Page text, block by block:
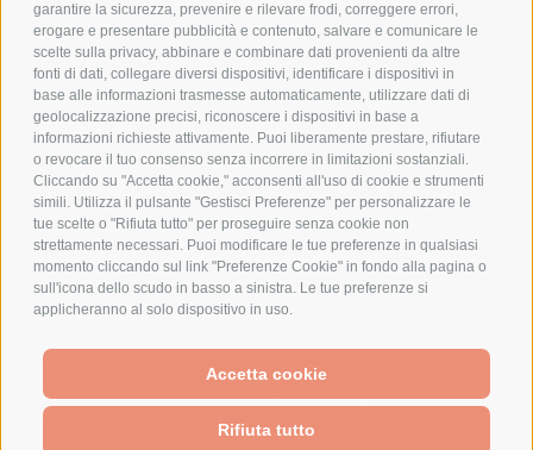
garantire la sicurezza, prevenire e rilevare frodi, correggere errori,
erogare e presentare pubblicità e contenuto, salvare e comunicare le
scelte sulla privacy, abbinare e combinare dati provenienti da altre
fonti di dati, collegare diversi dispositivi, identificare i dispositivi in
base alle informazioni trasmesse automaticamente, utilizzare dati di
geolocalizzazione precisi, riconoscere i dispositivi in base a
informazioni richieste attivamente. Puoi liberamente prestare, rifiutare
o revocare il tuo consenso senza incorrere in limitazioni sostanziali.
Cliccando su "Accetta cookie," acconsenti all'uso di cookie e strumenti
simili. Utilizza il pulsante "Gestisci Preferenze" per personalizzare le
tue scelte o "Rifiuta tutto" per proseguire senza cookie non
strettamente necessari. Puoi modificare le tue preferenze in qualsiasi
momento cliccando sul link "Preferenze Cookie" in fondo alla pagina o
sull'icona dello scudo in basso a sinistra. Le tue preferenze si
applicheranno al solo dispositivo in uso.
Accetta cookie
Rifiuta tutto
AZIENDA
CHI SIAMO
MARCHI TRATTATI
CONDOMINI
Bonifico
Bancario
SPESA ELETTRICA SOCIETA CONSORTILE A RESPONSABILITA LIMITATA - VIALE
MILANOFIORI, STRADA 4 - PALAZZO A5 20057, ASSAGO MILANO - PARTITA IVA
We use cookies (and other similar technologies) to collect data
to improve your shopping experience.
By using our website,
you're agreeing to the collection of data as described in our